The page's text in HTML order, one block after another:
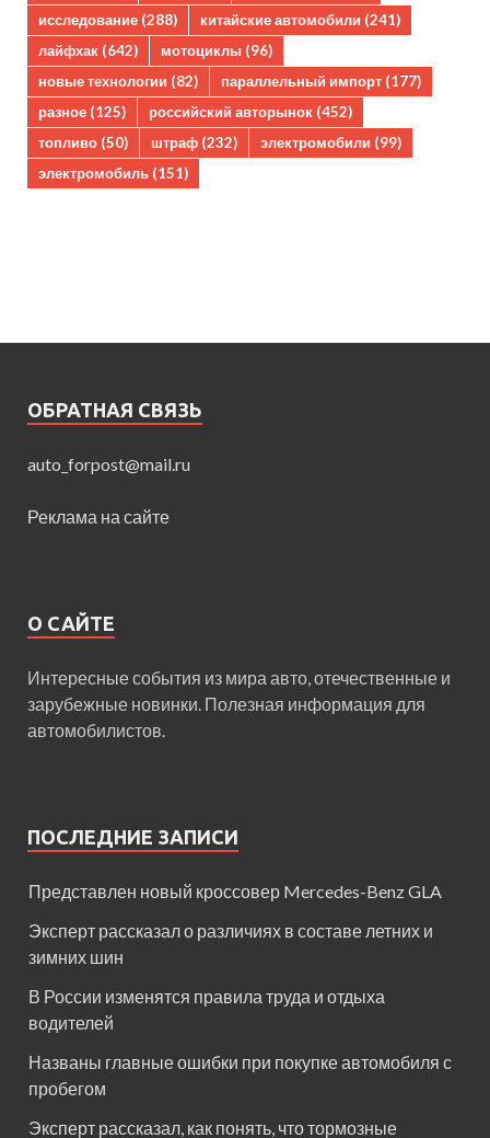
исследование (288) китайские автомобили (241)
лайфхак (642) мотоциклы (96)
новые технологии (82) параллельный импорт (177)
разное (125) российский авторынок (452)
топливо (50) штраф (232) электромобили (99)
электромобиль (151)
ОБРАТНАЯ СВЯЗЬ
auto_forpost@mail.ru
Реклама на сайте
О САЙТЕ
Интересные события из мира авто, отечественные и
зарубежные новинки. Полезная информация для
автомобилистов.
ПОСЛЕДНИЕ ЗАПИСИ
Представлен новый кроссовер Mercedes-Benz GLA
Эксперт рассказал о различиях в составе летних и
зимних шин
В России изменятся правила труда и отдыха
водителей
Названы главные ошибки при покупке автомобиля с
пробегом
Эксперт рассказал, как понять, что тормозные